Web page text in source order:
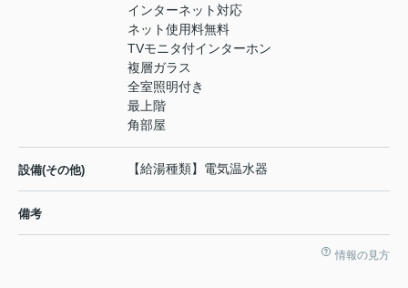
インターネット対応
ネット使用料無料
TVモニタ付インターホン
複層ガラス
全室照明付き
最上階
角部屋
設備(その他) 【給湯種類】電気温水器
備考
情報の見方